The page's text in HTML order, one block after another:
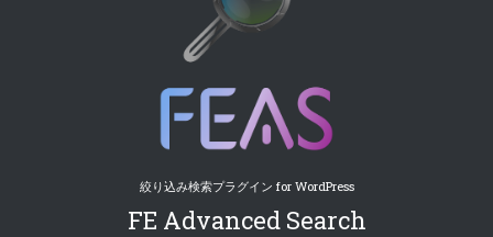
絞り込み検索プラグイン for WordPress
FE Advanced Search